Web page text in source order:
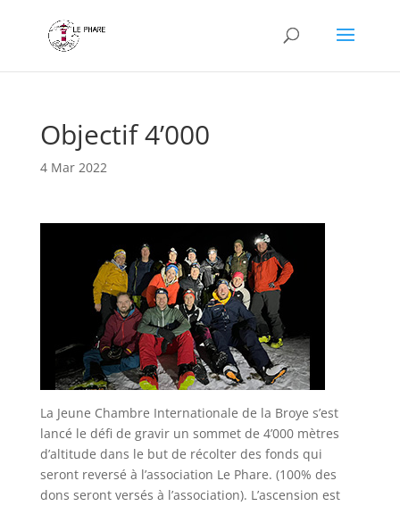
Objectif 4’000
4 Mar 2022
La Jeune Chambre Internationale de la Broye s’est
lancé le défi de gravir un sommet de 4’000 mètres
d’altitude dans le but de récolter des fonds qui
seront reversé à l’association Le Phare. (100% des
dons seront versés à l’association). L’ascension est